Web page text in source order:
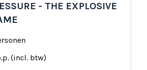
- THE EXPLOSIVE
(incl. btw)